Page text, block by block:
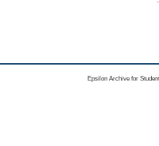
Epsilon Archive for